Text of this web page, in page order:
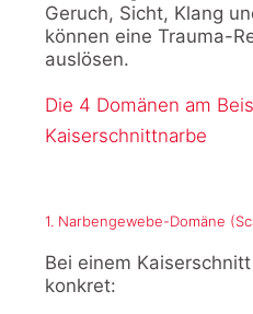
Geruch, Sicht, Klang
können eine Trauma-
auslösen.
Die 4 Domänen am
Kaiserschnittnarbe
1. Narbengewebe-Domäne
Bei einem
konkret: